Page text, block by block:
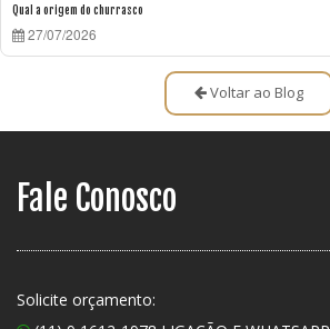
Qual a origem do churrasco
27/07/2026
Voltar ao Blog
Fale Conosco
Solicite orçamento: